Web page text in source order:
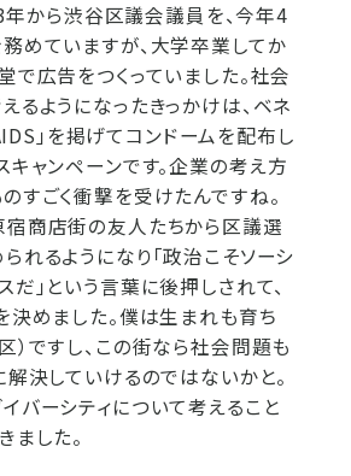
から渋谷区議会議員を、今年4
めていますが、大学卒業してか
で広告をつくっていました。社会
るようになったきっかけは、ベネ
」を掲げてコンドームを配布し
キャンペーンです。企業の考え方
すごく衝撃を受けたんですね。
商店街の友人たちから区議選
れるようになり「政治こそソーシ
だ」という言葉に後押しされて、
決めました。僕は生まれも育ち
）ですし、この街なら社会問題も
解決していけるのではないかと。
バーシティについて考えること
ました。